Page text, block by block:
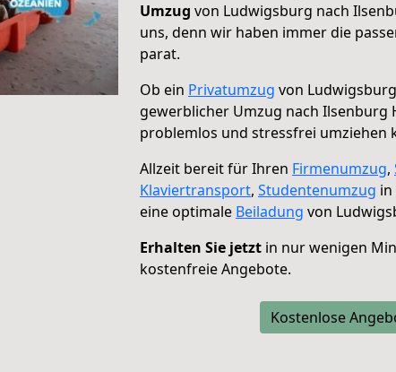
Umzug von Ludwigsburg nach
uns, denn wir haben immer die
parat.
Ob ein Privatumzug von
gewerblicher Umzug nach Ilsenburg
problemlos und stressfrei umziehen
Allzeit bereit für Ihren Firmenumzug,
Klaviertransport, Studentenumzug
eine optimale Beiladung von
Erhalten Sie jetzt in nur wenigen
kostenfreie Angebote.
Kostenlose